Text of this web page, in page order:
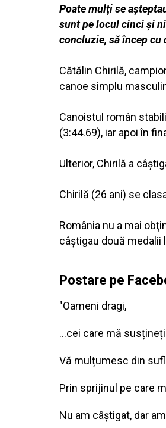
Poate mulţi se
sunt pe locul cinci şi
concluzie, să încep cu
Cătălin Chirilă,
canoe simplu
Canoistul român
(3:44.69), iar apoi în
Ulterior, Chirilă a
Chirilă (26 ani) se
România nu a mai
câştigau două medalii
Postare pe
"Oameni dragi,
…cei care mă
Vă mulțumesc din
Prin sprijinul pe care
Nu am câștigat, dar